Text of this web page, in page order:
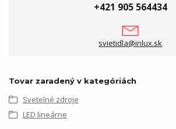
+421 905 564434
svietidla@inlux.sk
Tovar zaradený v kategóriách
Svetelné zdroje
LED lineárne